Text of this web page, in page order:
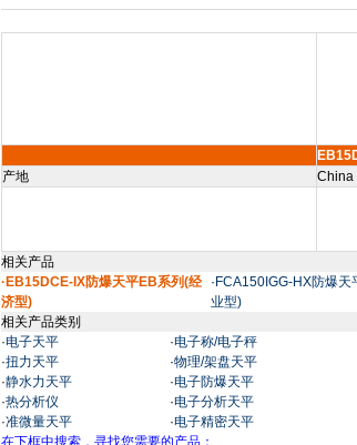
产地
China
相关产品
·EB15DCE-IX防爆天平EB系列(经
济型)
· FCA150IGG-HX防爆天
业型)
相关产品类别
·电子天平 ·电子称/电子秤
·扭力天平 ·物理/架盘天平
·静水力天平 ·电子防爆天平
·热分析仪 ·电子分析天平
·准微量天平 ·电子精密天平
在下框中搜索，寻找您需要的产品：